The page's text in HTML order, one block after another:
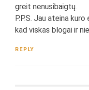
greit nenusibaigtų.
P.P.S. Jau ateina
kad viskas blogai ir
REPLY